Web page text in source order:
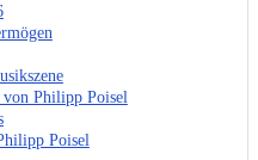
Philipp Poisel
Poisel